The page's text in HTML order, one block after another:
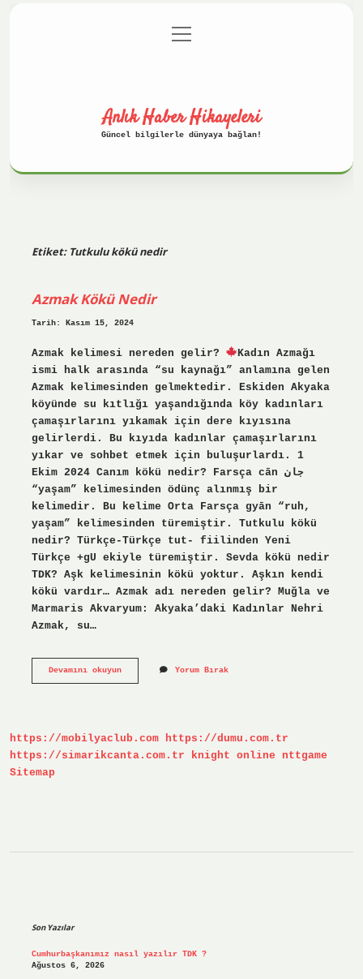
Gizlilik Politikası
menüyü
aç
Anlık Haber Hikayeleri
Güncel bilgilerle dünyaya bağlan!
Etiket: Tutkulu kökü nedir
Azmak Kökü Nedir
Tarih: Kasım 15, 2024
Azmak kelimesi nereden gelir?
Kadın Azmağı
ismi halk arasında “su kaynağı” anlamına gelen
Azmak kelimesinden gelmektedir. Eskiden Akyaka
köyünde su kıtlığı yaşandığında köy kadınları
çamaşırlarını yıkamak için dere kıyısına
gelirlerdi. Bu kıyıda kadınlar çamaşırlarını
yıkar ve sohbet etmek için buluşurlardı. 1
Ekim 2024 Canım kökü nedir? Farsça cān جان
“yaşam” kelimesinden ödünç alınmış bir
kelimedir. Bu kelime Orta Farsça gyān “ruh,
yaşam” kelimesinden türemiştir. Tutkulu kökü
nedir? Türkçe-Türkçe tut- fiilinden Yeni
Türkçe +gU ekiyle türemiştir. Sevda kökü nedir
TDK? Aşk kelimesinin kökü yoktur. Aşkın kendi
kökü vardır… Azmak adı nereden gelir? Muğla ve
Marmaris Akvaryum: Akyaka’daki Kadınlar Nehri
Azmak, su…
Devamını okuyunAzmak
Yorum Bırak
https://mobilyaclub.com https://dumu.com.tr
https://simarikcanta.com.tr
knight online
nttgame
Sitemap
Son Yazılar
Cumhurbaşkanımız nasıl yazılır TDK ?
Ağustos 6, 2026